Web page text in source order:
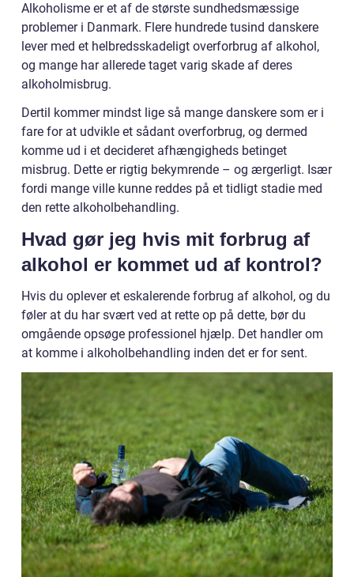
Alkoholisme er et af de største sundhedsmæssige
problemer i Danmark. Flere hundrede tusind danskere
lever med et helbredsskadeligt overforbrug af alkohol,
og mange har allerede taget varig skade af deres
alkoholmisbrug.
Dertil kommer mindst lige så mange danskere som er i
fare for at udvikle et sådant overforbrug, og dermed
komme ud i et decideret afhængigheds betinget
misbrug. Dette er rigtig bekymrende – og ærgerligt. Især
fordi mange ville kunne reddes på et tidligt stadie med
den rette alkoholbehandling.
Hvad gør jeg hvis mit forbrug af
alkohol er kommet ud af kontrol?
Hvis du oplever et eskalerende forbrug af alkohol, og du
føler at du har svært ved at rette op på dette, bør du
omgående opsøge professionel hjælp. Det handler om
at komme i alkoholbehandling inden det er for sent.